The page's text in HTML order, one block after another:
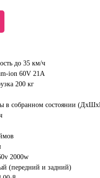
до 35 км/ч
ion 60V 21A
200 кг
в собранном состоянии
2000w
(передний и задний)